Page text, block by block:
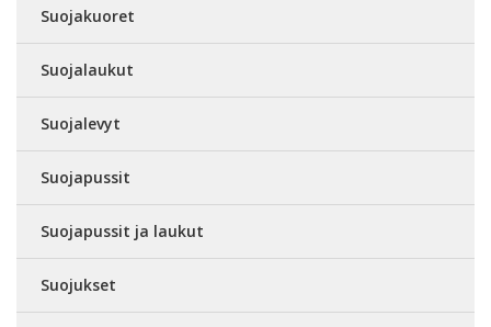
Suojakuoret
Suojalaukut
Suojalevyt
Suojapussit
Suojapussit ja laukut
Suojukset